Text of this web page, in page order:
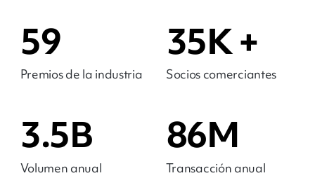
86M
Transacción anual
59
Premios de la industria
35K +
Socios comerciantes
3.5B
Volumen anual